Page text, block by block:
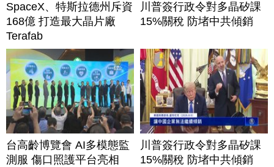
SpaceX、特斯拉德州斥資
168億 打造最大晶片廠
Terafab
川普簽行政令對多晶矽課
15%關稅 防堵中共傾銷
台高齡博覽會 AI多模態監
測服 傷口照護平台亮相
川普簽行政令對多晶矽課
15%關稅 防堵中共傾銷